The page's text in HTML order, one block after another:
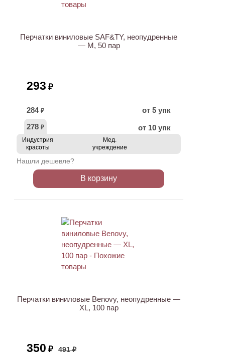
Перчатки виниловые SAF&TY, неопудренные
— M, 50 пар
293 ₽
284 ₽
от 5 упк
278 ₽ от 10 упк
Индустрия
красоты
Мед.
учреждение
Нашли дешевле?
В корзину
Перчатки виниловые Benovy, неопудренные —
XL, 100 пар
350 ₽ 491 ₽